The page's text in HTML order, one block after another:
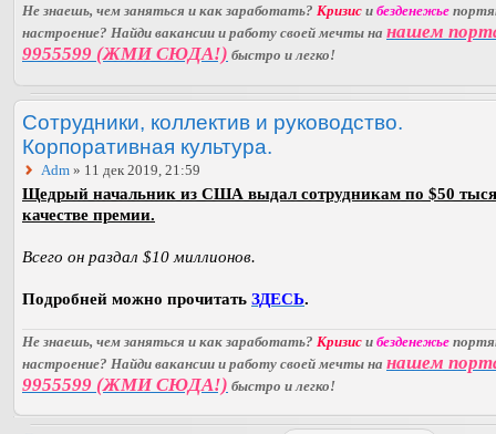
Не знаешь, чем заняться и как заработать? Кризис и безденежье
настроение? Найди вакансии и работу своей мечты на нашем
9955599 (ЖМИ СЮДА!) быстро и легко!
Сотрудники, коллектив и руководство.
Корпоративная культура.
Adm » 11 дек 2019, 21:59
Щедрый начальник из США выдал сотрудникам по $50
качестве премии.
Всего он раздал $10 миллионов.
Подробней можно прочитать ЗДЕСЬ.
Не знаешь, чем заняться и как заработать? Кризис и безденежье
настроение? Найди вакансии и работу своей мечты на нашем
9955599 (ЖМИ СЮДА!) быстро и легко!